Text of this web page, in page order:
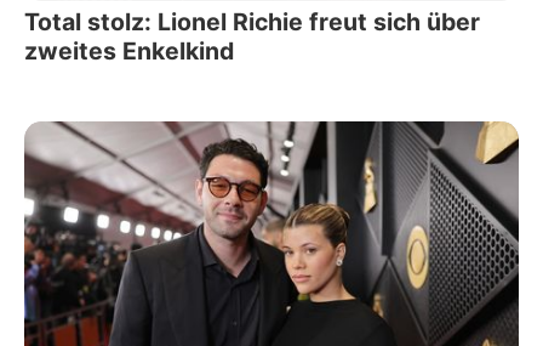
Total stolz: Lionel Richie freut sich über
zweites Enkelkind